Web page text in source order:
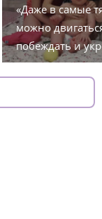
«Даже в самые
можно
побеждать и